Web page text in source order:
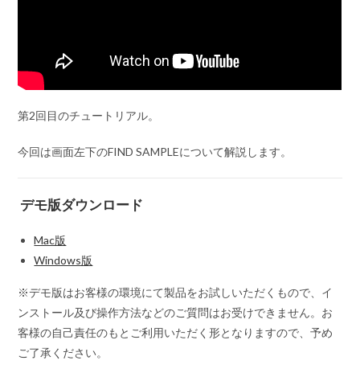
第2回目のチュートリアル。
今回は画面左下のFIND SAMPLEについて解説します。
デモ版ダウンロード
Mac版
Windows版
※デモ版はお客様の環境にて製品をお試しいただくもので、イ
ンストール及び操作方法などのご質問はお受けできません。お
客様の自己責任のもとご利用いただく形となりますので、予め
ご了承ください。